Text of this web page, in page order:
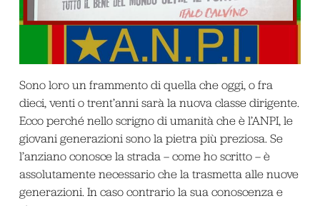
Sono loro un frammento di quella che oggi, o fra
dieci, venti o trent’anni sarà la nuova classe dirigente.
Ecco perché nello scrigno di umanità che è l’ANPI, le
giovani generazioni sono la pietra più preziosa. Se
l’anziano conosce la strada – come ho scritto – è
assolutamente necessario che la trasmetta alle nuove
generazioni. In caso contrario la sua conoscenza e